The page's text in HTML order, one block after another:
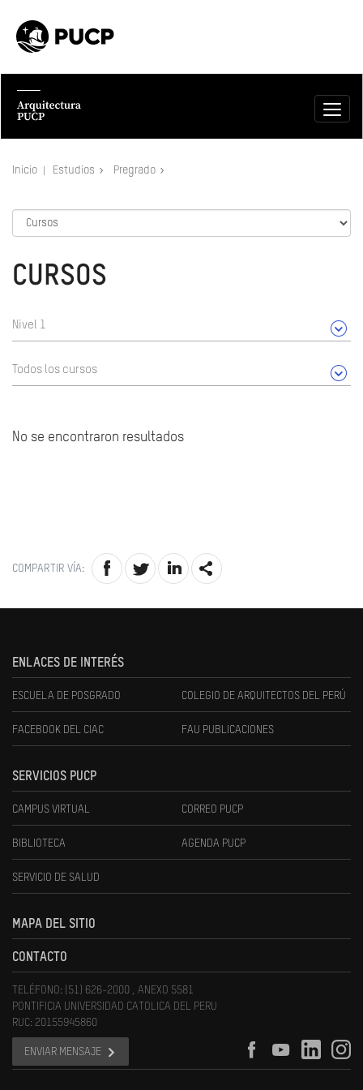
Inicio Estudios Pregrado
CURSOS
Nivel 1
Todos los cursos
No se encontraron resultados
COMPARTIR VÍA:
ENLACES DE INTERÉS
ESCUELA DE POSGRADO COLEGIO DE ARQUITECTOS DEL PERÚ
FACEBOOK DEL CIAC FAU PUBLICACIONES
SERVICIOS PUCP
CAMPUS VIRTUAL CORREO PUCP
BIBLIOTECA AGENDA PUCP
SERVICIO DE SALUD
MAPA DEL SITIO
CONTACTO
TELÉFONO: (51) 626-2000 , ANEXO 5581
PONTIFICIA UNIVERSIDAD CATOLICA DEL PERU
RUC: 20155945860
ENVIAR MENSAJE